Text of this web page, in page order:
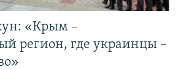
«Крым –
регион, где украинцы –